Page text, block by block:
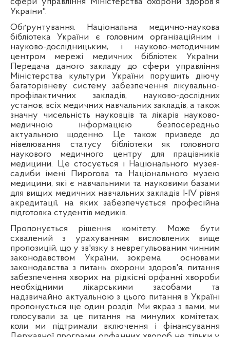
України".
Обґрунтування. Національна медично-наукова
бібліотека України є головним організаційним і
науково-дослідницьким, і науково-методичним
центром мережі медичних бібліотек України.
Передача даного закладу до сфери управління
Міністерства культури України порушить діючу
багаторівневу систему забезпечення лікувально-
профілактичних закладів, науково-дослідних
установ, всіх медичних навчальних закладів, а також
значну чисельність науковців та лікарів науково-
медичною інформацією безпосередньо
актуальною щоденно. Це також призведе до
нівелювання статусу бібліотеки як головного
наукового медичного центру для працівників
медицини. Це стосується і Національного музея-
садиби імені Пирогова та Національного музею
медицини, які є навчальними та науковими базами
для вищих медичних навчальних закладів І- IVрівня
акредитації, на яких забезпечується професійна
підготовка студентів медиків.
Пропонується рішення комітету. Може бути
схвалений з урахуванням висловлених вище
пропозицій, що у зв'язку з неврегульованим чинним
законодавством України, зокрема
основами
законодавства з питань охорони здоров'я, питання
забезпечення хворих на рідкісні орфанні хвороби
необхідними лікарськими засобами та
надзвичайно актуальною з цього питання в Україні
пропонується ще один розділ. Ми якраз з вами, ми
голосували за це питання на минулих комітетах,
коли ми підтримали включення і фінансування